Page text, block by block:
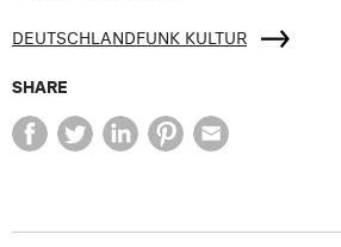
DEUTSCHLANDFUNK KULTUR
SHARE